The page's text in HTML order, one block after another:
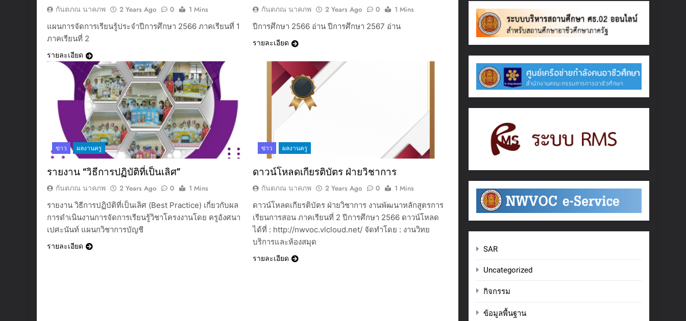
กันตภณ นาคภพ 2 Years Ago 0
1 Mins
แผนการจัดการเรียนรู้ประจำปีการศึกษา 2566 ภาคเรียนที่ 1
ภาคเรียนที่ 2
รายละเอียด
กันตภณ นาคภพ 2 Years Ago 0
1 Mins
ปีการศึกษา 2566 อ่าน ปีการศึกษา 2567 อ่าน
รายละเอียด
ข่าว ผลงานครู
รายงาน “วิธีการปฏิบัติที่เป็นเลิศ”
กันตภณ นาคภพ 2 Years Ago 0
1 Mins
รายงาน วิธีการปฏิบัติที่เป็นเลิศ (Best Practice) เกี่ยวกับผล
การดำเนินงานการจัดการเรียนรู้วิชาโครงงานโดย ครูอังศนา
เปศะนันท์ แผนกวิชาการบัญชี
รายละเอียด
ข่าว ผลงานครู
ดาวน์โหลดเกียรติบัตร ฝ่ายวิชาการ
กันตภณ นาคภพ 2 Years Ago 0
1 Mins
ดาวน์โหลดเกียรติบัตร ฝ่ายวิชาการ งานพัฒนาหลักสูตรการ
เรียนการสอน ภาคเรียนที่ 2 ปีการศึกษา 2566 ดาวน์โหลด
ได้ที่ : http://nwvoc.vlcloud.net/ จัดทำโดย : งานวิทย
บริการและห้องสมุด
รายละเอียด
SAR
Uncategorized
กิจกรรม
ข้อมูลพื้นฐาน